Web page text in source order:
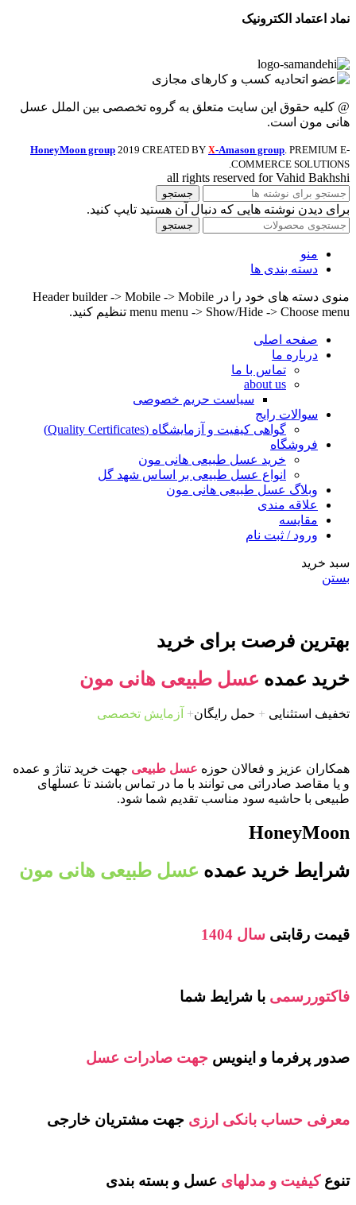
نماد اعتماد الکترونیک
@ کلیه حقوق این سایت متعلق به گروه تخصصی بین الملل عسل
هانی مون است.
HoneyMoon group 2019 CREATED BY X-Amason group. PREMIUM E-
COMMERCE SOLUTIONS.
all rights reserved for Vahid Bakhshi
جستجو
برای دیدن نوشته هایی که دنبال آن هستید تایپ کنید.
جستجو
منو
دسته بندی ها
منوی دسته های خود را در Header builder -> Mobile -> Mobile
menu menu -> Show/Hide -> Choose menu تنظیم کنید.
صفحه اصلی
درباره ما
تماس با ما
about us
سیاست حریم خصوصی
سوالات رایج
گواهی کیفیت و آزمایشگاه (Quality Certificates)
فروشگاه
خرید عسل طبیعی هانی مون
انواع عسل طبیعی بر اساس شهد گل
وبلاگ عسل طبیعی هانی مون
علاقه مندی
مقایسه
ورود / ثبت نام
سبد خرید
بستن
بهترین فرصت برای خرید
خرید عمده عسل طبیعی هانی مون
تخفیف استثنایی + حمل رایگان+ آزمایش تخصصی
همکاران عزیز و فعالان حوزه عسل طبیعی جهت خرید تناژ و عمده
و یا مقاصد صادراتی می توانند با ما در تماس باشند تا عسلهای
طبیعی با حاشیه سود مناسب تقدیم شما شود.
HoneyMoon
شرایط خرید عمده عسل طبیعی هانی مون
قیمت رقابتی سال 1404
فاکتوررسمی با شرایط شما
صدور پرفرما و اینویس جهت صادرات عسل
معرفی حساب بانکی ارزی جهت مشتریان خارجی
تنوعکیفیت و مدلهای عسل و بسته بندی